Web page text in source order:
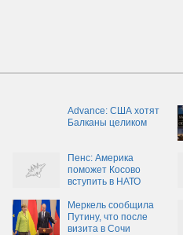
Advance: США хотят
Балканы целиком
Пенс: Америка
поможет Косово
вступить в НАТО
Меркель сообщила
Путину, что после
визита в Сочи